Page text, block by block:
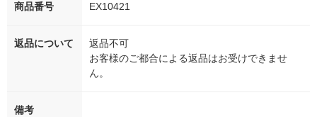
商品番号 EX10421
返品について
返品不可
お客様のご都合による返品はお受けできませ
ん。
備考